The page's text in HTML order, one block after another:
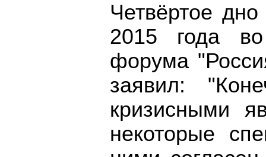
Четвёртое
2015 года во
форума
заявил:
кризисными
некоторые